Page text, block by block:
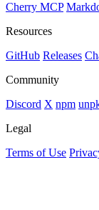
Cherry MCP
Resources
GitHub Releases
Community
Discord X npm
Legal
Terms of Use